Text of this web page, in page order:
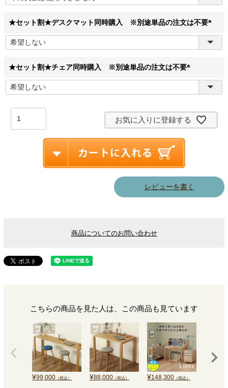
)
★セット割★デスクマット同時購入 ※別途単品の注文は不要
(
必
★セット割★チェア同時購入 ※別途単品の注文は不要
(
)
お気に入りに登録する
レビューを書く
商品についてのお問い合わせ
こちらの商品を見た人は、この商品も見ています
¥99,000 （税込） ¥88,000 （税込） ¥148,300 （税込）